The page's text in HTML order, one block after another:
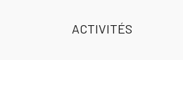
ACTIVITÉS